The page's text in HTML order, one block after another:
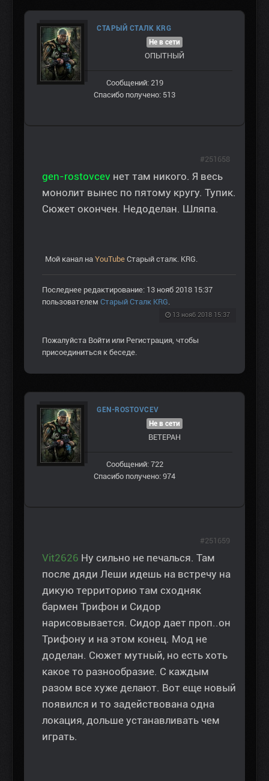
СТАРЫЙ СТАЛК KRG
Не в сети
ОПЫТНЫЙ
Сообщений: 219
Спасибо получено: 513
gen-rostovcev нет там никого. Я весь
монолит вынес по пятому кругу. Тупик.
Сюжет окончен. Недоделан. Шляпа.
Мой канал на YouTube Старый сталк. KRG.
Последнее редактирование: 13 нояб 2018 15:37
пользователем Старый Сталк KRG.
13 нояб 2018 15:37
#251658
Пожалуйста Войти или Регистрация, чтобы
присоединиться к беседе.
GEN-ROSTOVCEV
Не в сети
ВЕТЕРАН
Сообщений: 722
Спасибо получено: 974
Vit2626 Ну сильно не печалься. Там
после дяди Леши идешь на встречу на
дикую территорию там сходняк
бармен Трифон и Сидор
нарисовывается. Сидор дает проп..он
Трифону и на этом конец. Мод не
доделан. Сюжет мутный, но есть хоть
какое то разнообразие. С каждым
разом все хуже делают. Вот еще новый
появился и то задействована одна
локация, дольше устанавливать чем
играть.
#251659